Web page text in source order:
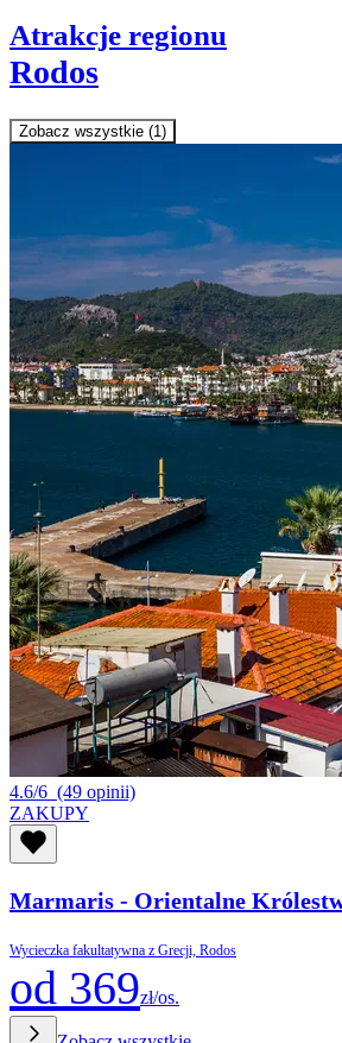
Atrakcje regionu
Rodos
Zobacz wszystkie (1)
4.6/6 (49 opinii)
ZAKUPY
Marmaris - Orientalne
Wycieczka fakultatywna z Grecji, Rodos
od 369zł/os.